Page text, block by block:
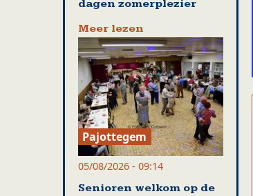
dagen zomerplezier
Meer lezen
Pajottegem
05/08/2026 - 09:14
Senioren welkom op de